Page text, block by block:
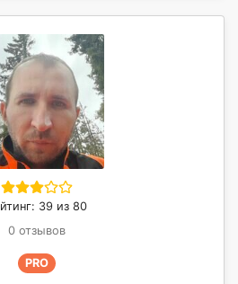
39 из 80
0 отзывов
PRO